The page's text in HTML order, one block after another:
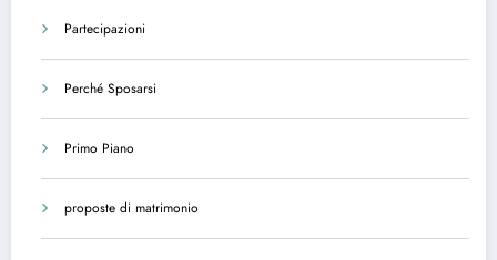
Partecipazioni
Perché Sposarsi
Primo Piano
proposte di matrimonio